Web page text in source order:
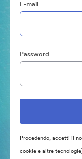
E-mail
Password
Procedendo, accetti il
cookie e altre